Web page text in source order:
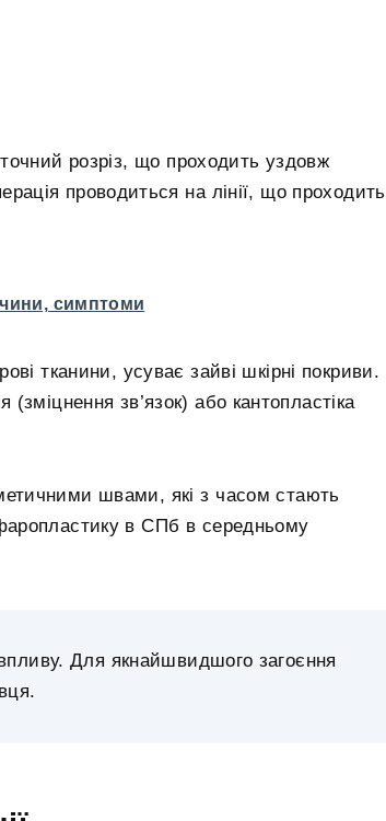
розріз, що проходить уздовж
проводиться на лінії, що проходить
симптоми
тканини, усуває зайві шкірні покриви.
(зміцнення зв’язок) або кантопластіка
швами, які з часом стають
в СПб в середньому
Для якнайшвидшого загоєння